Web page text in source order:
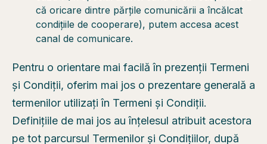
că oricare dintre părțile comunicării a încălcat
condițiile de cooperare), putem accesa acest
canal de comunicare.
Pentru o orientare mai facilă în prezenții Termeni
și Condiții, oferim mai jos o prezentare generală a
termenilor utilizați în Termeni și Condiții.
Definițiile de mai jos au înțelesul atribuit acestora
pe tot parcursul Termenilor și Condițiilor, după